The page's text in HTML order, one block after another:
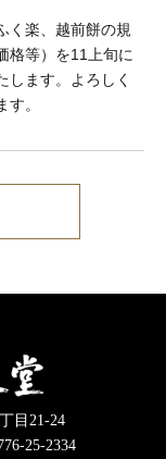
く楽、越前餅の規
格等）を11上旬に
します。よろしく
す。
目21-24
25-2334